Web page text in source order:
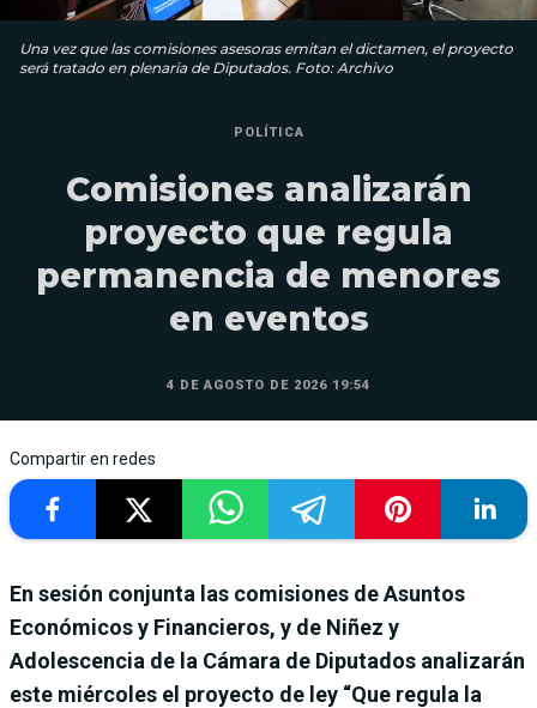
Una vez que las comisiones asesoras emitan el dictamen, el proyecto
será tratado en plenaria de Diputados. Foto: Archivo
POLÍTICA
Comisiones analizarán
proyecto que regula
permanencia de menores
en eventos
4 DE AGOSTO DE 2026 19:54
Compartir en redes
En sesión conjunta las comisiones de Asuntos
Económicos y Financieros, y de Niñez y
Adolescencia de la Cámara de Diputados analizarán
este miércoles el proyecto de ley “Que regula la